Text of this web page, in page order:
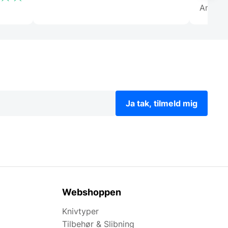
Ja tak, tilmeld mig
Webshoppen
Knivtyper
Tilbehør & Slibning